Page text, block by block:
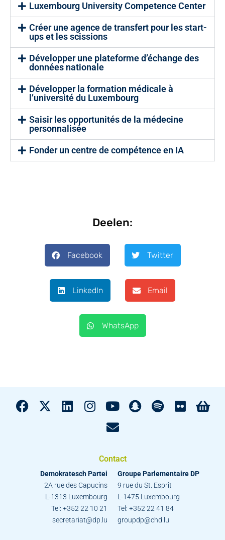
Luxembourg University Competence Center
Créer une agence de transfert pour les start-
ups et les scissions
Développer une plateforme d’échange des
données nationale
Développer la formation médicale à
l’université du Luxembourg
Saisir les opportunités de la médecine
personnalisée
Fonder un centre de compétence en IA
Deelen:
Facebook Twitter
LinkedIn Email
WhatsApp
Contact
Demokratesch Partei
2A rue des Capucins
L-1313 Luxembourg
Tel: +352 22 10 21
secretariat@dp.lu
Groupe Parlementaire DP
9 rue du St. Esprit
L-1475 Luxembourg
Tel: +352 22 41 84
groupdp@chd.lu